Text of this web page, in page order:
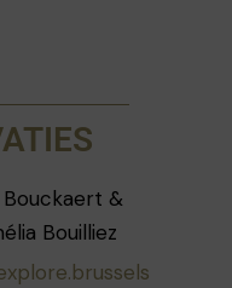
een negentig
en
van de
en de
Bouckaert &
Bouilliez